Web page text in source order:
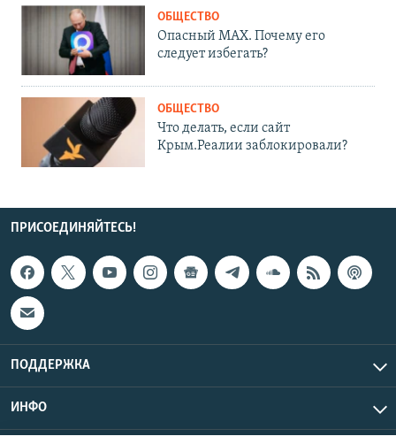
ОБЩЕСТВО
Опасный MAX. Почему его
следует избегать?
ОБЩЕСТВО
Что делать, если сайт
Крым.Реалии заблокировали?
ПРИСОЕДИНЯЙТЕСЬ!
ПОДДЕРЖКА
ИНФО